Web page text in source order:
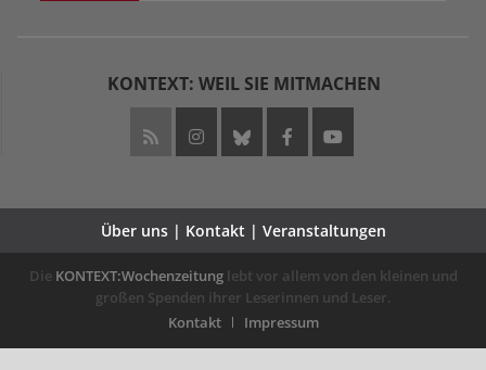
KONTEXT: WEIL SIE MITMACHEN
Über uns | Kontakt | Veranstaltungen
Die KONTEXT:Wochenzeitunglebt vor allem von den kleinen und
großen Spenden ihrer Leserinnen und Leser.
Kontakt
Impressum